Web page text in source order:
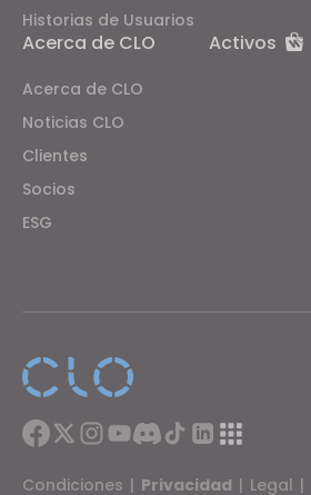
Historias de Usuarios
Acerca de CLO
Acerca de CLO
Noticias CLO
Clientes
Socios
ESG
Activos
Condiciones | Privacidad | Legal |